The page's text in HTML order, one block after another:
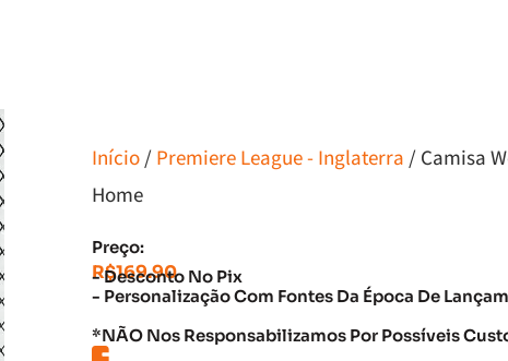
Início / Premiere League - Inglaterra / Camisa
Home
Preço:
R$169.90
- Desconto No Pix
- Personalização Com Fontes Da Época De
*NÃO Nos Responsabilizamos Por Possíveis